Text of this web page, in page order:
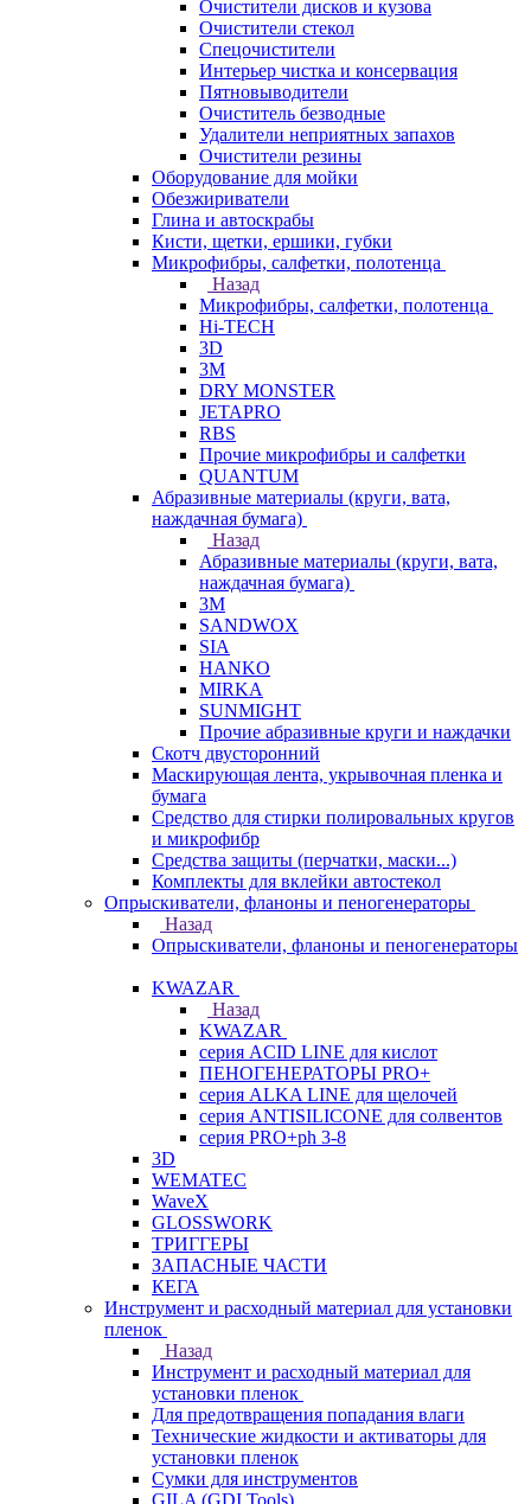
Очистители дисков и кузова
Очистители стекол
Спецочистители
Интерьер чистка и консервация
Пятновыводители
Очиститель безводные
Удалители неприятных запахов
Очистители резины
Оборудование для мойки
Обезжириватели
Глина и автоскрабы
Кисти, щетки, ершики, губки
Микрофибры, салфетки, полотенца
Назад
Микрофибры, салфетки, полотенца
Hi-TECH
3D
3М
DRY MONSTER
JETAPRO
RBS
Прочие микрофибры и салфетки
QUANTUM
Абразивные материалы (круги, вата,
наждачная бумага)
Назад
Абразивные материалы (круги, вата,
наждачная бумага)
3М
SANDWOX
SIA
HANKO
MIRKA
SUNMIGHT
Прочие абразивные круги и наждачки
Скотч двусторонний
Маскирующая лента, укрывочная пленка и
бумага
Средство для стирки полировальных кругов
и микрофибр
Средства защиты (перчатки, маски...)
Комплекты для вклейки автостекол
Опрыскиватели, фланоны и пеногенераторы
Назад
Опрыскиватели, фланоны и пеногенераторы
KWAZAR
Назад
KWAZAR
серия ACID LINE для кислот
ПЕНОГЕНЕРАТОРЫ PRO+
серия ALKA LINE для щелочей
серия ANTISILICONE для солвентов
серия PRO+ph 3-8
3D
WEMATEC
WaveX
GLOSSWORK
ТРИГГЕРЫ
ЗАПАСНЫЕ ЧАСТИ
КЕГА
Инструмент и расходный материал для установки
пленок
Назад
Инструмент и расходный материал для
установки пленок
Для предотвращения попадания влаги
Технические жидкости и активаторы для
установки пленок
Сумки для инструментов
GILA (GDI Tools)